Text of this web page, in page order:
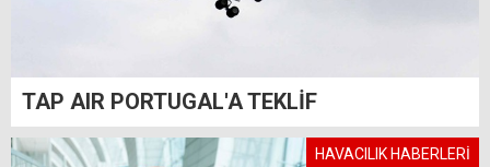
TAP AIR PORTUGAL'A TEKLİF
HAVACILIK HABERLERİ